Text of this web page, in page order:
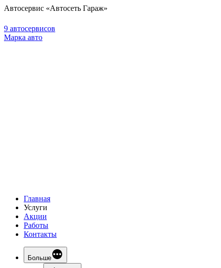
Автосервис «Автосеть Гараж»
9 автосервисов
Марка авто
Главная
Услуги
Акции
Работы
Контакты
Больше